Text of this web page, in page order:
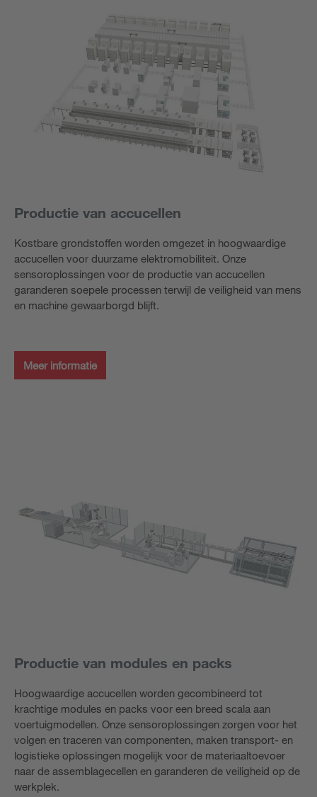
Productie van accucellen
Kostbare grondstoffen worden omgezet in hoogwaardige
accucellen voor duurzame elektromobiliteit. Onze
sensoroplossingen voor de productie van accucellen
garanderen soepele processen terwijl de veiligheid van mens
en machine gewaarborgd blijft.
Meer informatie
Productie van modules en packs
Hoogwaardige accucellen worden gecombineerd tot
krachtige modules en packs voor een breed scala aan
voertuigmodellen. Onze sensoroplossingen zorgen voor het
volgen en traceren van componenten, maken transport- en
logistieke oplossingen mogelijk voor de materiaaltoevoer
naar de assemblagecellen en garanderen de veiligheid op de
werkplek.